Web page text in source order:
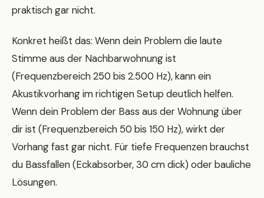
praktisch gar nicht.
Konkret heißt das: Wenn dein Problem die laute
Stimme aus der Nachbarwohnung ist
(Frequenzbereich 250 bis 2.500 Hz), kann ein
Akustikvorhang im richtigen Setup deutlich helfen.
Wenn dein Problem der Bass aus der Wohnung über
dir ist (Frequenzbereich 50 bis 150 Hz), wirkt der
Vorhang fast gar nicht. Für tiefe Frequenzen brauchst
du Bassfallen (Eckabsorber, 30 cm dick) oder bauliche
Lösungen.